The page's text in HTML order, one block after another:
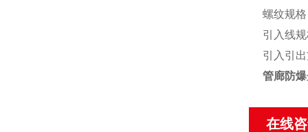
螺纹规
引入线
引入引
管廊防
在线